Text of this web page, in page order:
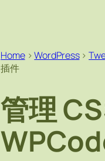
Home>WordPress>
插件
管理